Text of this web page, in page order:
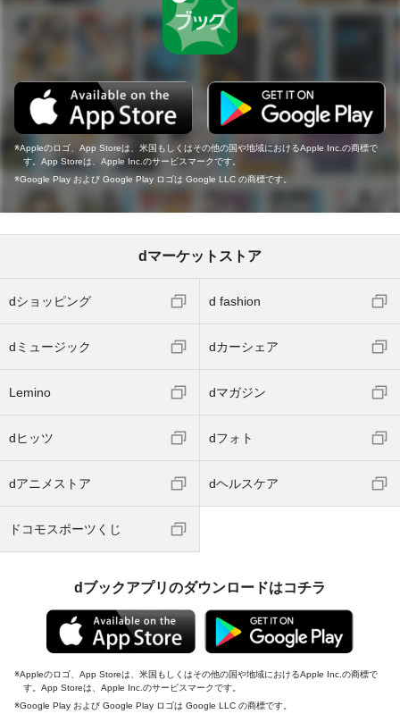
Appleのロゴ、App Storeは、米国もしくはその他の国や地域におけるApple Inc.の商標で
す。App Storeは、Apple Inc.のサービスマークです。
Google Play および Google Play ロゴは Google LLC の商標です。
dマーケットストア
dショッピング d fashion
dミュージック dカーシェア
Lemino dマガジン
dヒッツ dフォト
dアニメストア dヘルスケア
ドコモスポーツくじ
dブックアプリのダウンロードはコチラ
Appleのロゴ、App Storeは、米国もしくはその他の国や地域におけるApple Inc.の商標で
す。App Storeは、Apple Inc.のサービスマークです。
Google Play および Google Play ロゴは Google LLC の商標です。